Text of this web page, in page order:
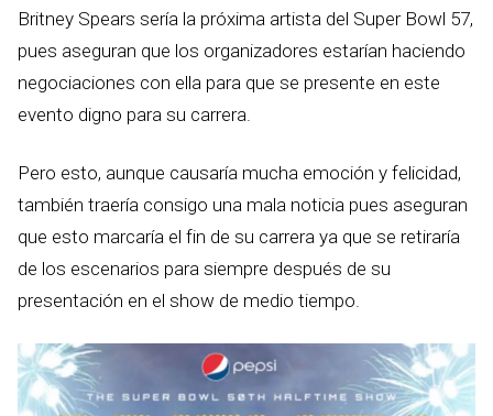
Britney Spears sería la próxima artista del Super Bowl 57,
pues aseguran que los organizadores estarían haciendo
negociaciones con ella para que se presente en este
evento digno para su carrera.
Pero esto, aunque causaría mucha emoción y felicidad,
también traería consigo una mala noticia pues aseguran
que esto marcaría el fin de su carrera ya que se retiraría
de los escenarios para siempre después de su
presentación en el show de medio tiempo.